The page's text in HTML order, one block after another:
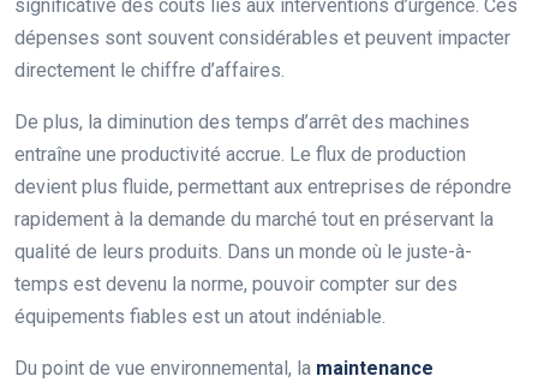
significative des coûts liés aux interventions d’urgence. Ces
dépenses sont souvent considérables et peuvent impacter
directement le chiffre d’affaires.
De plus, la diminution des temps d’arrêt des machines
entraîne une productivité accrue. Le flux de production
devient plus fluide, permettant aux entreprises de répondre
rapidement à la demande du marché tout en préservant la
qualité de leurs produits. Dans un monde où le juste-à-
temps est devenu la norme, pouvoir compter sur des
équipements fiables est un atout indéniable.
Du point de vue environnemental, la maintenance